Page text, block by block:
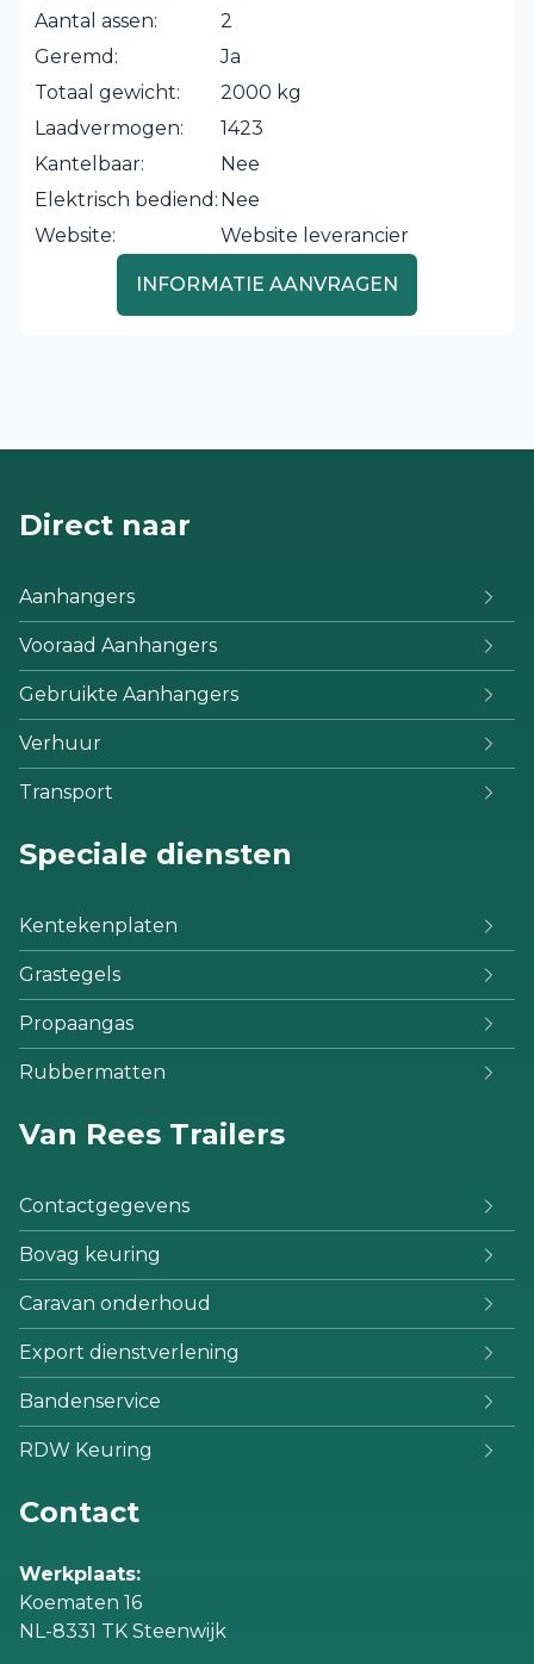
Aantal assen:
2
Geremd:
Ja
Totaal gewicht:
2000 kg
Laadvermogen:
1423
Kantelbaar:
Nee
Elektrisch bediend: Nee
Website:
Website leverancier
INFORMATIE AANVRAGEN
Direct naar
Aanhangers
Vooraad Aanhangers
Gebruikte Aanhangers
Verhuur
Transport
Speciale diensten
Kentekenplaten
Grastegels
Propaangas
Rubbermatten
Van Rees Trailers
Contactgegevens
Bovag keuring
Caravan onderhoud
Export dienstverlening
Bandenservice
RDW Keuring
Contact
Werkplaats:
Koematen 16
NL-8331 TK Steenwijk